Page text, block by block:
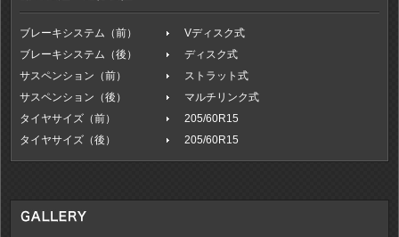
ブレーキシステム（前）
Vディスク式
ブレーキシステム（後）
ディスク式
サスペンション（前）
ストラット式
サスペンション（後）
マルチリンク式
タイヤサイズ（前）
205/60R15
タイヤサイズ（後）
205/60R15